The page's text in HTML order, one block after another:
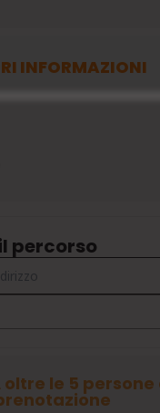
INFORMAZIONI
percorso
AL TERMINILLO -
- CIASPOLATA AL
oltre le 5